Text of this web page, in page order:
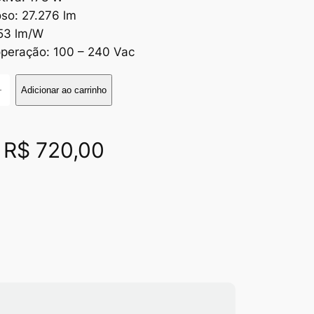
27.276 lm
lm/W
100 – 240 Vac
Adicionar ao carrinho
R$ 720,00